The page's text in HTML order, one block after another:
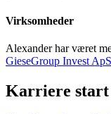
Virksomheder
Alexander har været
GieseGroup Invest ApS
Karriere start